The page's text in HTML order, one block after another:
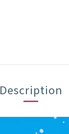
Description